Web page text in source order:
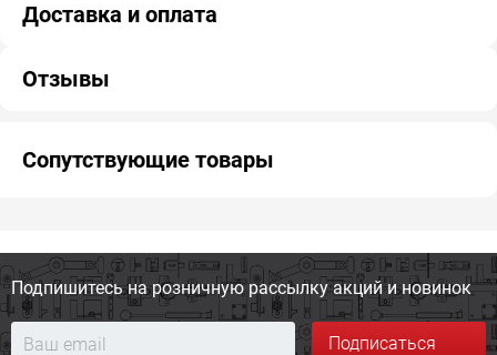
Доставка и оплата
Отзывы
Сопутствующие товары
Подпишитесь на розничную рассылку акций и новинок
Подписаться